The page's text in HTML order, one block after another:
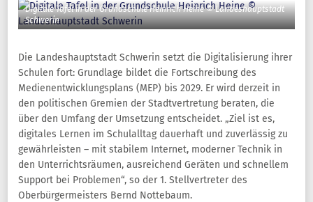
Digitale Tafel in der Grundschule Heinrich Heine © Landeshauptstadt
Schwerin
Die Landeshauptstadt Schwerin setzt die Digitalisierung ihrer
Schulen fort: Grundlage bildet die Fortschreibung des
Medienentwicklungsplans (MEP) bis 2029. Er wird derzeit in
den politischen Gremien der Stadtvertretung beraten, die
über den Umfang der Umsetzung entscheidet. „Ziel ist es,
digitales Lernen im Schulalltag dauerhaft und zuverlässig zu
gewährleisten – mit stabilem Internet, moderner Technik in
den Unterrichtsräumen, ausreichend Geräten und schnellem
Support bei Problemen“, so der 1. Stellvertreter des
Oberbürgermeisters Bernd Nottebaum.